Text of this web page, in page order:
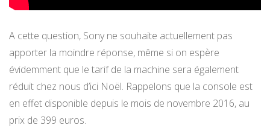
A cette question, Sony ne souhaite actuellement pas
apporter la moindre réponse, même si on espère
évidemment que le tarif de la machine sera également
réduit chez nous d’ici Noël. Rappelons que la console est
en effet disponible depuis le mois de novembre 2016, au
prix de 399 euros.